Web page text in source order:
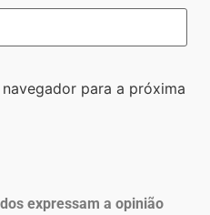
para a próxima
expressam a opinião